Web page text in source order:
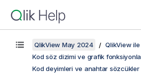
QlikView May 2024
QlikView ile
Kod söz dizimi ve grafik
Kod deyimleri ve anahtar sözcükler